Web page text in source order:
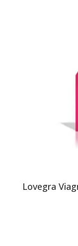
Lovegra